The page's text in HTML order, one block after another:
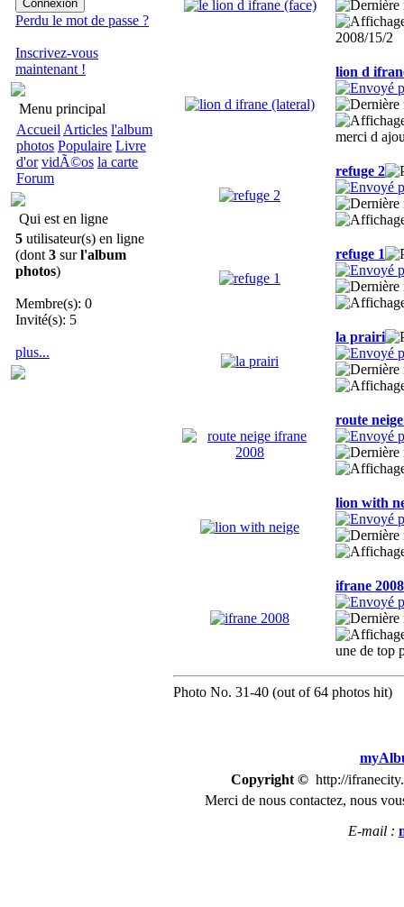
Perdu le mot de passe ?
Inscrivez-vous
maintenant !
Menu principal
Accueil Articles l'album
photos Populaire Livre
d'or vidÃ©os la carte
Forum
Qui est en ligne
5 utilisateur(s) en ligne
(dont 3 surl'album
photos)
Membre(s): 0
Invité(s): 5
plus...
2008/15/2
lion d
merci d
refuge 2
refuge 1
la prairi
route
lion with
ifrane 2008
une de top
Photo No. 31-40 (out of 64 photos hit)
Copyright ©http://
Merci de nous contactez, nous
E-mail :